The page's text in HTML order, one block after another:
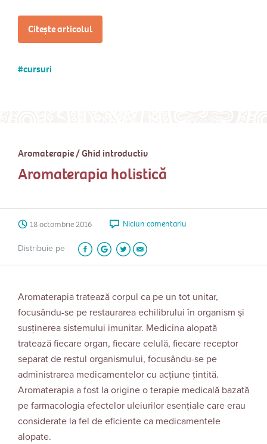
Citește articolul
cursuri
Aromaterapie/Ghid introductiv
Aromaterapia holistică
18 octombrie 2016 Niciun comentariu
Distribuie pe
Aromaterapia tratează corpul ca pe un tot unitar,
focusându-se pe restaurarea echilibrului în organism şi
susţinerea sistemului imunitar. Medicina alopată
tratează fiecare organ, fiecare celulă, fiecare receptor
separat de restul organismului, focusându-se pe
administrarea medicamentelor cu acţiune ţintită.
Aromaterapia a fost la origine o terapie medicală bazată
pe farmacologia efectelor uleiurilor esențiale care erau
considerate la fel de eficiente ca medicamentele
alopate.